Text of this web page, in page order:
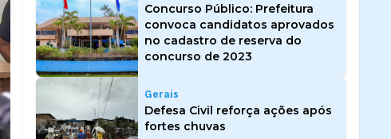
Concurso Público: Prefeitura
convoca candidatos aprovados
no cadastro de reserva do
concurso de 2023
Gerais
Defesa Civil reforça ações após
fortes chuvas